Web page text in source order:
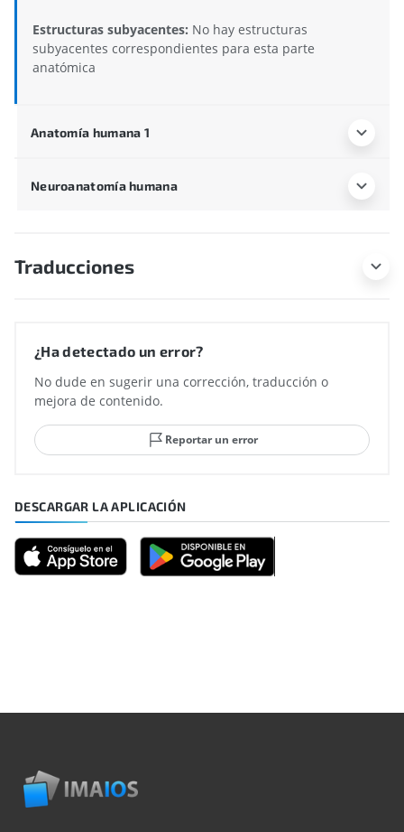
Estructuras subyacentes: No hay estructuras
subyacentes correspondientes para esta parte
anatómica
Anatomía humana 1
Neuroanatomía humana
Traducciones
¿Ha detectado un error?
No dude en sugerir una corrección, traducción o
mejora de contenido.
Reportar un error
DESCARGAR LA APLICACIÓN